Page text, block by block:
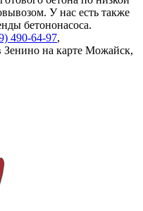
У нас есть также
бетононасоса.
490-64-97,
Зенино на карте Можайск,